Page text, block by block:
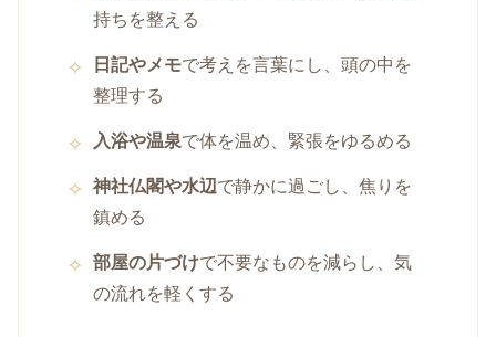
持ちを整える
日記やメモで考えを言葉にし、頭の中を
整理する
入浴や温泉で体を温め、緊張をゆるめる
神社仏閣や水辺で静かに過ごし、焦りを
鎮める
部屋の片づけで不要なものを減らし、気
の流れを軽くする